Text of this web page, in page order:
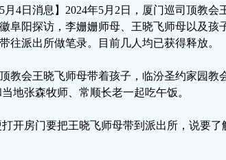
5月4日消息】2024年5月2日，厦门巡司顶教
阜阳探访，李姗姗师母、王晓飞师母以及孩
往派出所做笔录。目前几人均已获得释放。
教会王晓飞师母带着孩子，临汾圣约家园教
地张森牧师、常顺长老一起吃午饭。
打开房门要把王晓飞师母带到派出所，说要